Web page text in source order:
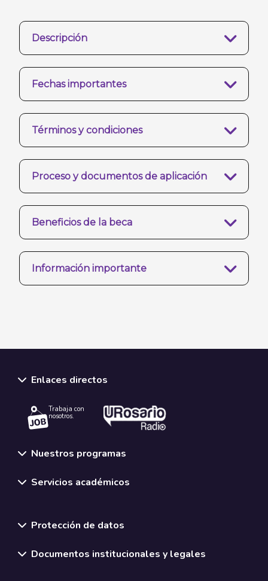
Descripción
Fechas importantes
Términos y condiciones
Proceso y documentos de aplicación
Beneficios de la beca
Información importante
Enlaces directos
Trabaja con
nosotros.
Nuestros programas
Servicios académicos
Protección de datos
Documentos institucionales y legales